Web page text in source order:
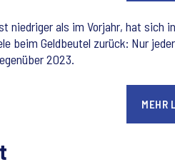
niedriger als im Vorjahr, hat
beim Geldbeutel zurück: Nur
2023.
MEHR